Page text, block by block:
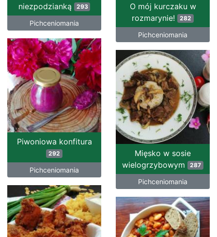
niezpodzianką
293
Pichceniomania
O mój kurczaku w
rozmarynie! 282
Pichceniomania
Piwoniowa konfitura
292
Pichceniomania
Mięsko w sosie
wielogrzybowym 287
Pichceniomania